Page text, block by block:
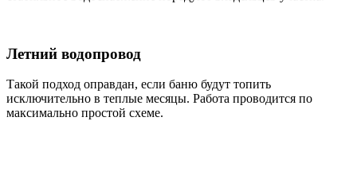
Летний водопровод
Такой подход оправдан, если баню будут топить
исключительно в теплые месяцы. Работа проводится по
максимально простой схеме.